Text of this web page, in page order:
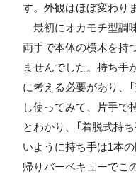
す。外観はほぼ変わり
最初にオカモチ型調
両手で本体の横木を持
ませんでした。持ち手
に考える必要があり、
し使ってみて、片手で
とわかり、「着脱式持
いように持ち手は1本
帰りバーベキューでこ